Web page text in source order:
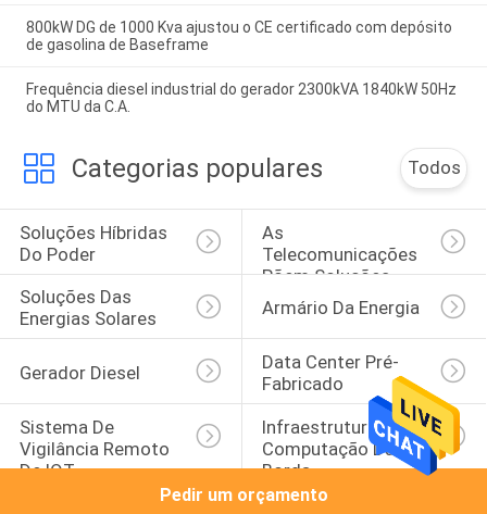
800kW DG de 1000 Kva ajustou o CE certificado com depósito
de gasolina de Baseframe
Frequência diesel industrial do gerador 2300kVA 1840kW 50Hz
do MTU da C.A.
Categorias populares Todos
Soluções Híbridas
Do Poder
As
Telecomunicações
Põem Soluções
Soluções Das
Energias Solares
Armário Da Energia
Gerador Diesel
Data Center Pré-
Fabricado
Sistema De
Vigilância Remoto
De IOT
Infraestrutura De
Computação Da
Borda
Pedir um orçamento